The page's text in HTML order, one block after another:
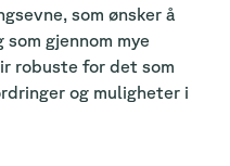
som ønsker å
gjennom mye
robuste for det som
og muligheter i